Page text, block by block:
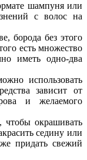
шампуня или
с волос на
борода без этого
есть множество
иметь одно-два
использовать
зависит от
и желаемого
чтобы окрашивать
седину или
придать свежий